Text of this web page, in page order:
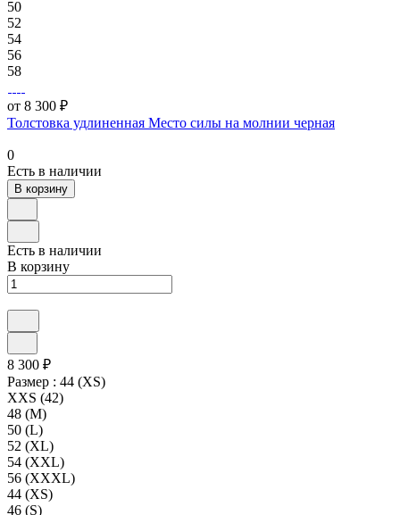
50
52
54
56
58
от 8 300 ₽
Толстовка удлиненная Место силы на молнии черная
0
Есть в наличии
В корзину
Есть в наличии
В корзину
8 300 ₽
Размер : 44 (XS)
XXS (42)
48 (M)
50 (L)
52 (XL)
54 (XXL)
56 (XXXL)
44 (XS)
46 (S)